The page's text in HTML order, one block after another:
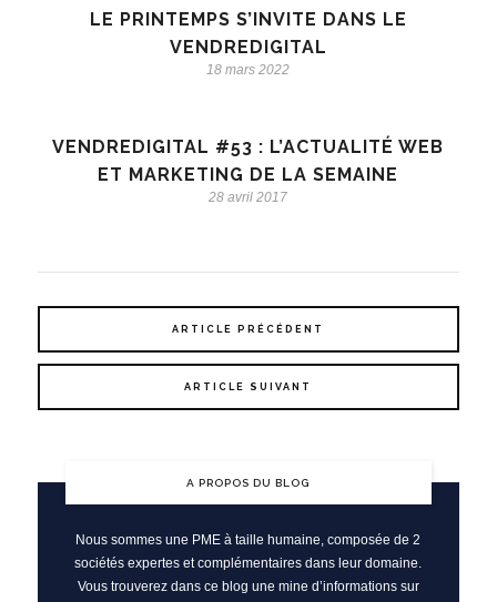
LE PRINTEMPS S’INVITE DANS LE
VENDREDIGITAL
18 mars 2022
VENDREDIGITAL #53 : L’ACTUALITÉ WEB
ET MARKETING DE LA SEMAINE
28 avril 2017
ARTICLE PRÉCÉDENT
ARTICLE SUIVANT
A PROPOS DU BLOG
Nous sommes une PME à taille humaine, composée de 2
sociétés expertes et complémentaires dans leur domaine.
Vous trouverez dans ce blog une mine d’informations sur